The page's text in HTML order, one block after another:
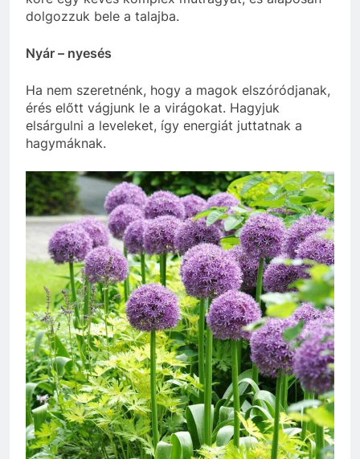
dolgozzuk bele a talajba.
Nyár – nyesés
Ha nem szeretnénk, hogy a magok elszóródjanak,
érés előtt vágjunk le a virágokat. Hagyjuk
elsárgulni a leveleket, így energiát juttatnak a
hagymáknak.